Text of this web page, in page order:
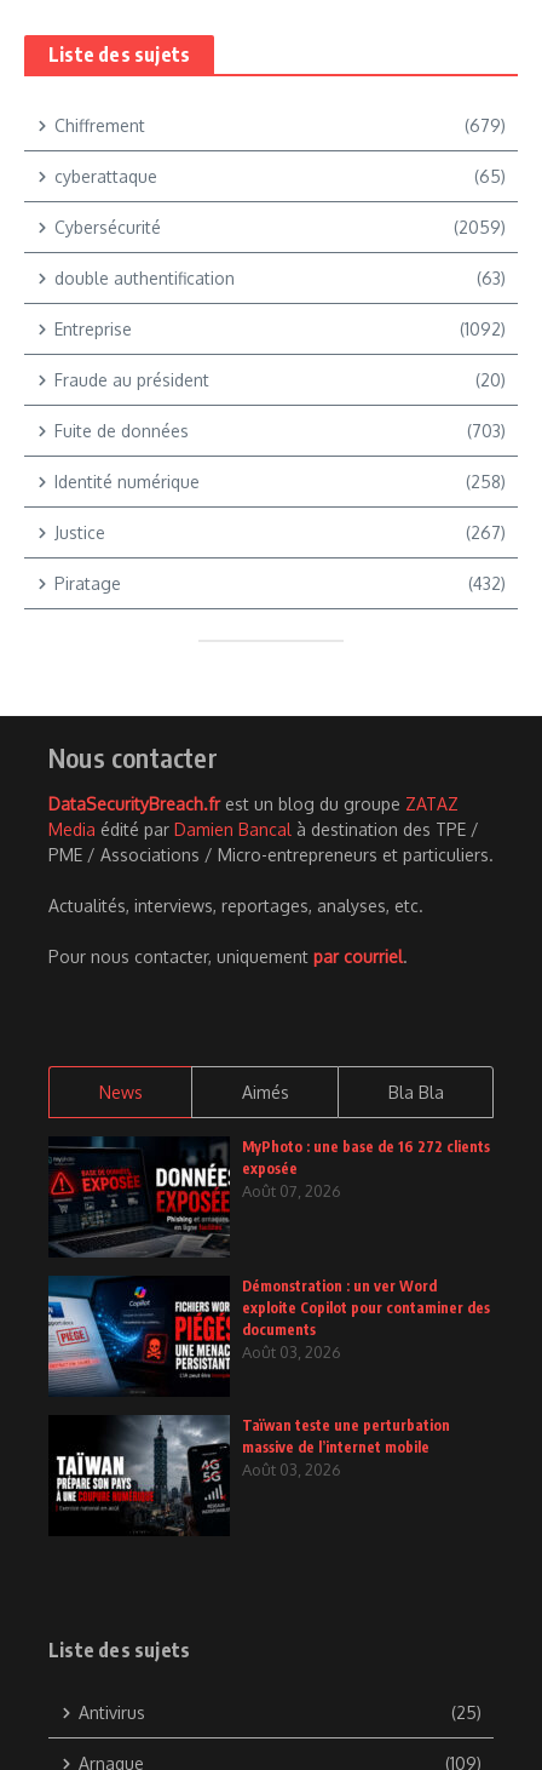
Liste des sujets
Chiffrement (679)
cyberattaque (65)
Cybersécurité (2059)
double authentification (63)
Entreprise (1092)
Fraude au président (20)
Fuite de données (703)
Identité numérique (258)
Justice (267)
Piratage (432)
Nous contacter
DataSecurityBreach.frest un blog du groupe ZATAZ
Media édité par Damien Bancal à destination des TPE /
PME / Associations / Micro-entrepreneurs et particuliers.
Actualités, interviews, reportages, analyses, etc.
Pour nous contacter, uniquement par courriel.
News Aimés Bla Bla
MyPhoto : une base de 16 272 clients
exposée
Août 07, 2026
Démonstration : un ver Word
exploite Copilot pour contaminer des
documents
Août 03, 2026
Taïwan teste une perturbation
massive de l’internet mobile
Août 03, 2026
Liste des sujets
Antivirus (25)
Arnaque (109)